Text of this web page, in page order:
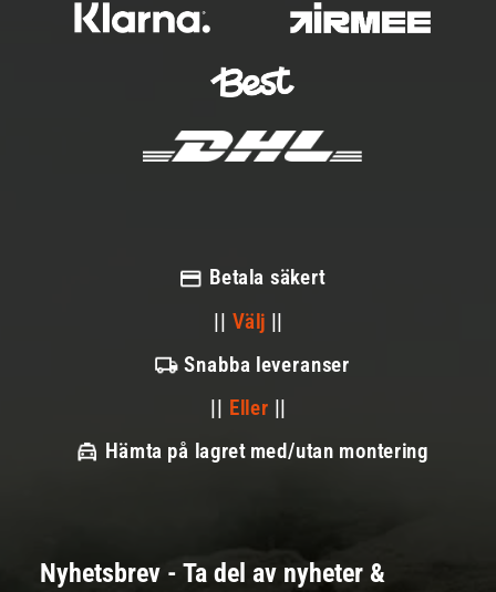
Betala säkert
|| Välj ||
Snabba leveranser
|| Eller ||
Hämta på lagret med/utan montering
Nyhetsbrev - Ta del av nyheter &